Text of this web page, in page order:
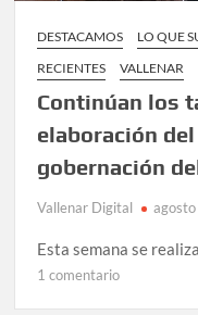
DESTACAMOS LO QUE
RECIENTES
VALLENAR
Continúan los
elaboración
gobernación
Vallenar Digital
Esta semana se
1 comentarioen